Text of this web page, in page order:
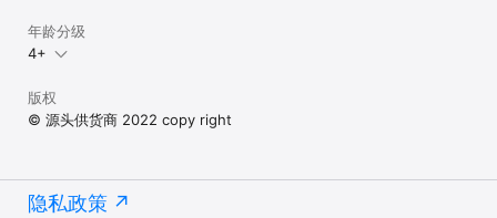
年龄分级
4+
版权
© 源头供货商 2022 copy right
隐私政策